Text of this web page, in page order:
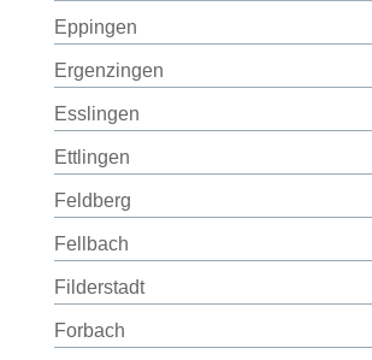
Eppingen
Ergenzingen
Esslingen
Ettlingen
Feldberg
Fellbach
Filderstadt
Forbach